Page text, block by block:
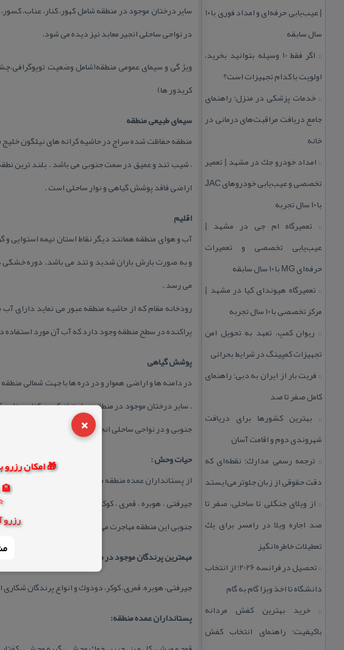
×
🎁 امکان رزرو بیش از 1000 هتل و اقامتگاه
🏨
⭐
رزرو
| عیب‌یابی حرفه‌ای و امداد فوری با ۱۰
سال سابقه
::
اگر فقط 10 وسیله بتوانید بخرید،
اولویت با كدام تجهیزات است؟
:: خدمات پزشكی در منزل؛ راهنمای
جامع دریافت مراقبت‌های درمانی در
خانه
:: امداد خودرو جك در مشهد | تعمیر
تخصصی و عیب‌یابی خودروهای JAC
با ۱۰ سال تجربه
:: تعمیرگاه ام جی در مشهد |
عیب‌یابی تخصصی و تعمیرات
حرفه‌ای MG با ۱۰ سال سابقه
:: تعمیرگاه هیوندای كیا در مشهد |
مركز تخصصی با ۱۰ سال تجربه
:: ریوان كمپ، تعهد به تحویل امن
تجهیزات كمپینگ در شرایط بحرانی
:: فریت بار از ایران به دبی؛ راهنمای
كامل صفر تا صد
:: بهترین كشورها برای دریافت
شهروندی دوم و اقامت آسان
:: ترجمه رسمی مدارك؛ نقطه‌ای كه
دقت حقوقی از زبان جلوتر می‌ایستد
:: از ویلای جنگلی تا ساحلی، صفر تا
صد اجاره ویلا در رامسر برای یك
تعطیلات خاطره‌انگیز
::
تحصیل در فرانسه 2026؛ از انتخاب
دانشگاه تا اخذ ویزا گام به گام
::خرید بهترین كفش مردانه
باكیفیت؛ راهنمای انتخاب كفش
سایر درختان موجود در منطقه شامل كهور، كنار، عناب،
در نواحی ساحلی انجیر معابد نیز دیده می شود.
ویژ گی و سیمای عمومی منطقه(شامل وضعیت
كریدور ها)
سیمای طبیعی منطقه
منطقه حفاظت شده سراج در حاشیه كرانه های نیلگون
اراضی فاقد پوشش گیاهی و نوار ساحلی است .
اقلیم
می رسد .
رودخانه مقام كه از حاشیه منطقه عبور می نماید
پراكنده در سطح منطقه وجود دارد كه آب آن مورد استفاده
پوشش گیاهی
. سایر درختان موجود در منطقه عبارت از كهور ، كنار ،
جنوبی و در نواحی ساحلی انجیر معابد نیز دیده می شود .
حیات وحش :
از پستانداران عمده منطقه می توان به قوچ و میش ، كل و
جیرفتی ، هوبره ، قمری ، كوكر ، دودوك از پرندگان
جنوبی این منطقه مهاجرت می كند، از خزندگان بارز
مهمترین پرندگان موجود در منطقه:
جیرفتی، هوبره، قمری، كوكر، دودوك و انواع پرندگان
پستانداران عمده منطقه: